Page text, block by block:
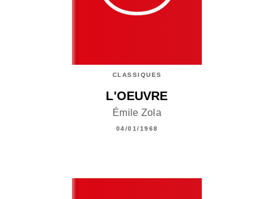
CLASSIQUES
L'OEUVRE
Émile Zola
04/01/1968